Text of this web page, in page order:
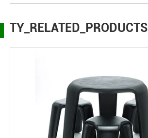
TY_RELATED_PRODUCTS